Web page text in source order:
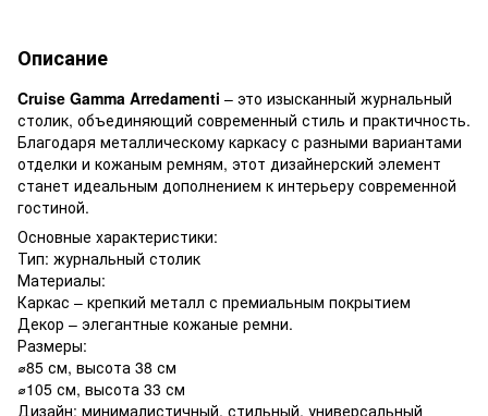
Описание
Cruise Gamma Arredamenti – это изысканный журнальный
столик, объединяющий современный стиль и практичность.
Благодаря металлическому каркасу с разными вариантами
отделки и кожаным ремням, этот дизайнерский элемент
станет идеальным дополнением к интерьеру современной
гостиной.
Основные характеристики:
Тип: журнальный столик
Материалы:
Каркас – крепкий металл с премиальным покрытием
Декор – элегантные кожаные ремни.
Размеры:
⌀85 см, высота 38 см
⌀105 см, высота 33 см
Дизайн: минималистичный, стильный, универсальный